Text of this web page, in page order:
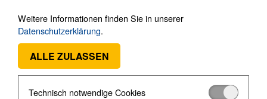
Technische Beschreibung
Weitere Informationen finden Sie in unserer
Datenschutzerklärung.
ALLE ZULASSEN
Technisch notwendige Cookies